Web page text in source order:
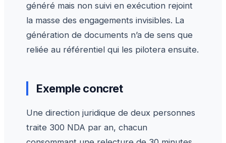
généré mais non suivi en exécution rejoint
la masse des engagements invisibles. La
génération de documents n’a de sens que
reliée au référentiel qui les pilotera ensuite.
Exemple concret
Une direction juridique de deux personnes
traite 300 NDA par an, chacun